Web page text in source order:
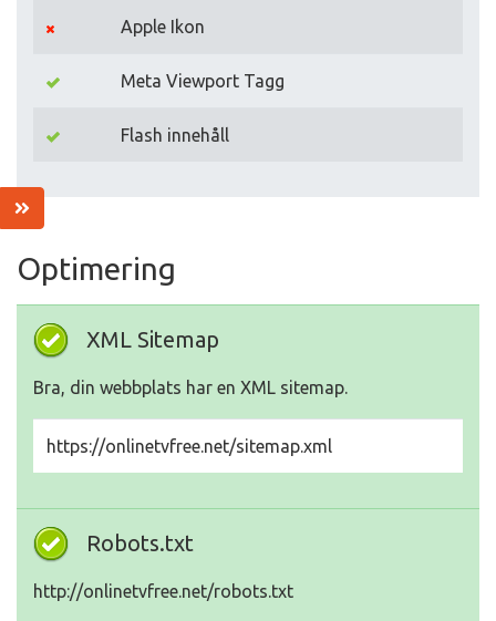
Apple Ikon
Meta Viewport Tagg
Flash innehåll
Optimering
XML Sitemap
Bra, din webbplats har en XML sitemap.
https://onlinetvfree.net/sitemap.xml
Robots.txt
http://onlinetvfree.net/robots.txt